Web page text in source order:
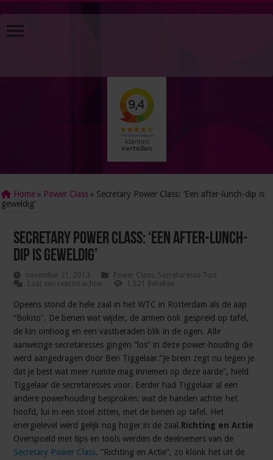
Home » Power Class » Secretary Power Class: ‘Een after-lunch-dip is
geweldig’
Secretary Power Class: ‘Een after-lunch-
dip is geweldig’
november 21, 2013 Power Class, Secretaresse Tips
Laat een reactie achter
1,521 Bekeken
Opeens stond de hele zaal in het WTC in Rotterdam als de aap
“Bokito”. De benen wat wijder, de armen ook gespreid op tafel,
de kin omhoog en een vastberaden blik in de ogen. Alle
aanwezige secretaresses gingen “los” in deze power-houding die
werd aangedragen door Ben Tiggelaar.”Je brein zegt nu tegen je
dat je best wat meer ruimte mag innemen op deze aarde”, hield
Tiggelaar de secretaresses voor. Eerder had Tiggelaar al een
andere powerhouding besproken: wat de handen achter het
hoofd, lui in een stoel zitten, met de benen op tafel. Het
energielevel werd gelijk nog hoger in de zaal.Richting en Actie
Overspoeld met tips en tools werden de deelnemers van de
Secretary Power Class. “Richting en Actie”, zo klonk het uit de